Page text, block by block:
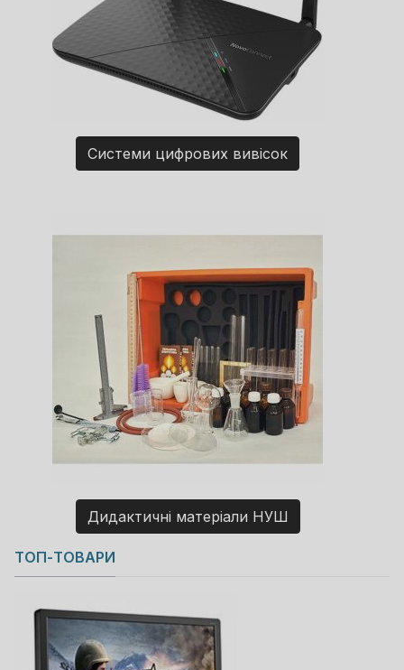
Системи цифрових вивісок
Дидактичні матеріали НУШ
Copyright MAXXmarketing GmbH
JoomShopping Download & Support
ТОП-ТОВАРИ